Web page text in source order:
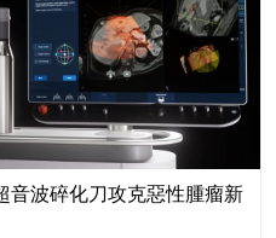
音波碎化刀攻克惡性腫瘤新